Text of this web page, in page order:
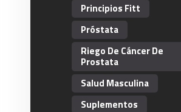
Principios Fitt
Próstata
Riego De Cáncer De
Prostata
Salud Masculina
Suplementos